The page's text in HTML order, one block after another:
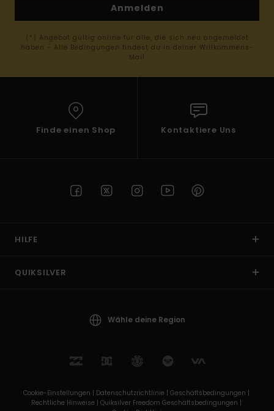
Anmelden
(*) Angebot gültig online für alle, die sich neu angemeldet
haben - Alle Bedingungen findest du in deiner Willkommens-
Mail
Finde einen Shop Kontaktiere Uns
HILFE
QUIKSILVER
Wähle deine Region
Cookie-Einstellungen | Datenschutzrichtlinie | Geschäftsbedingungen |
Rechtliche Hinweise | Quiksilver Freedom Geschäftsbedingungen |